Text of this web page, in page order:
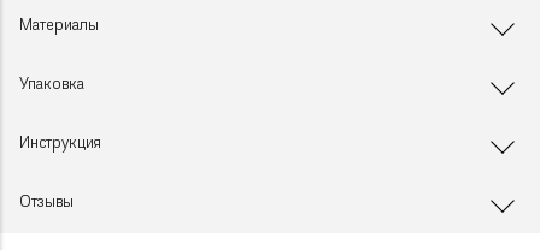
Материалы
Упаковка
Инструкция
Отзывы